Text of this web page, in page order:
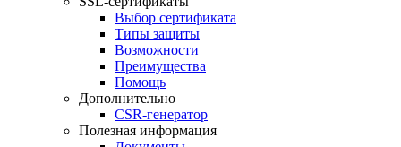
Выбор сертификата
Типы защиты
Возможности
Преимущества
Помощь
Дополнительно
CSR-генератор
Полезная информация